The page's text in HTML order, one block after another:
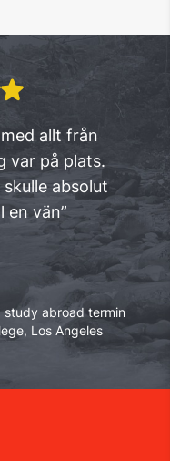
allt från
var på plats.
absolut
en vän”
study abroad termin
Los Angeles